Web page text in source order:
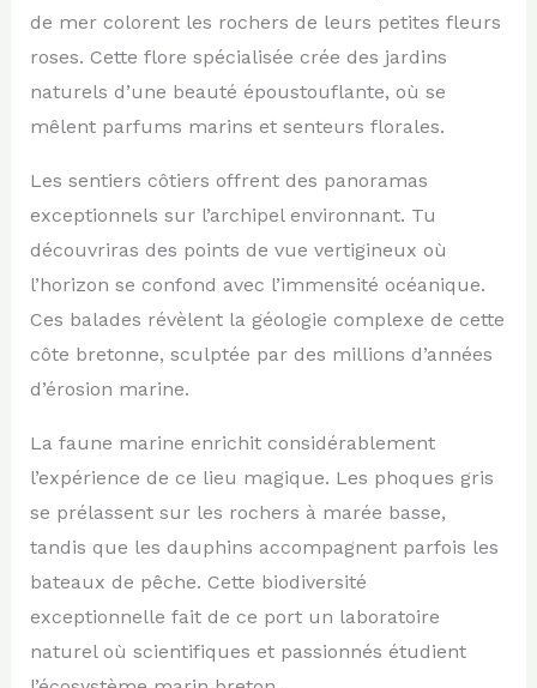
de mer colorent les rochers de leurs petites fleurs
roses. Cette flore spécialisée crée des jardins
naturels d’une beauté époustouflante, où se
mêlent parfums marins et senteurs florales.
Les sentiers côtiers offrent des panoramas
exceptionnels sur l’archipel environnant. Tu
découvriras des points de vue vertigineux où
l’horizon se confond avec l’immensité océanique.
Ces balades révèlent la géologie complexe de cette
côte bretonne, sculptée par des millions d’années
d’érosion marine.
La faune marine enrichit considérablement
l’expérience de ce lieu magique. Les phoques gris
se prélassent sur les rochers à marée basse,
tandis que les dauphins accompagnent parfois les
bateaux de pêche. Cette biodiversité
exceptionnelle fait de ce port un laboratoire
naturel où scientifiques et passionnés étudient